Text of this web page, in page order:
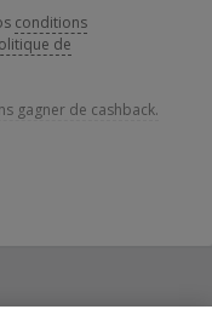
conditions
de
gagner de cashback.